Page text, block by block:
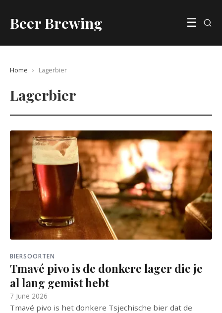
Beer Brewing ☰
Home › Lagerbier
Lagerbier
BIERSOORTEN
Tmavé pivo is de donkere lager die je
al lang gemist hebt
7 June 2026
Tmavé pivo is het donkere Tsjechische bier dat de